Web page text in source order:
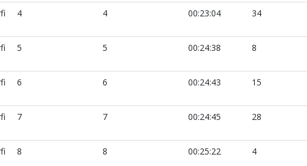
4 4 00:23:04 34
5 5 00:24:38 8
6 6 00:24:43 15
7 7 00:24:45 28
8 8 00:25:22 4